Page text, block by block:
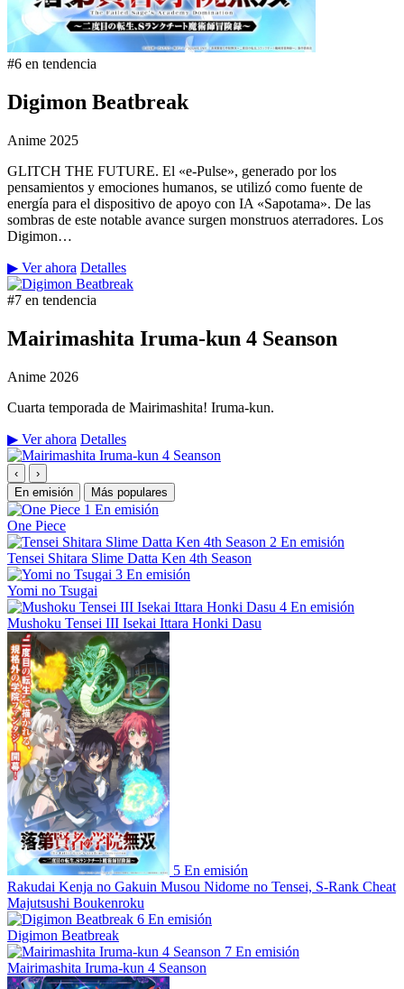
#6 en tendencia
Digimon Beatbreak
Anime 2025
GLITCH THE FUTURE. El «e-Pulse», generado por los
pensamientos y emociones humanos, se utilizó como fuente de
energía para el dispositivo de apoyo con IA «Sapotama». De las
sombras de este notable avance surgen monstruos aterradores. Los
Digimon…
▶ Ver ahora Detalles
#7 en tendencia
Mairimashita Iruma-kun 4 Seanson
Anime 2026
Cuarta temporada de Mairimashita! Iruma-kun.
▶ Ver ahora Detalles
‹
›
En emisión
Más populares
1 En emisión
One Piece
2 En emisión
Tensei Shitara Slime Datta Ken 4th Season
3 En emisión
Yomi no Tsugai
4 En emisión
Mushoku Tensei III Isekai Ittara Honki Dasu
5 En emisión
Rakudai Kenja no Gakuin Musou Nidome no Tensei, S-Rank Cheat
Majutsushi Boukenroku
6 En emisión
Digimon Beatbreak
7 En emisión
Mairimashita Iruma-kun 4 Seanson